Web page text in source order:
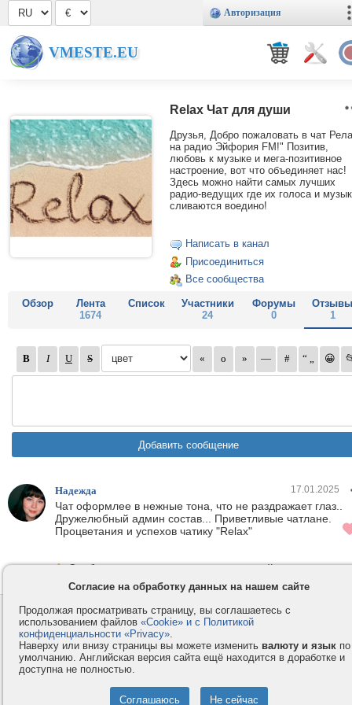
Авторизация
VMESTE.EU
Relax Чат для души
Друзья, Добро пожаловать в чат
на радио Эйфория FM!" Позитив,
любовь к музыке и мега-позитивное
настроение, вот что объединяет нас!
Здесь можно найти самых лучших
радио-ведущих где их голоса и
сливаются воедино!
Написать в канал
Присоединиться
Все сообщества
Обзор
Лента
1674
Список
Участники
24
Форумы
0
1
Надежда 17.01.2025
Чат оформлее в нежные тона, что не раздражает глаз..
Дружелюбный админ состав... Приветливые чатлане.
Процветания и успехов чатику "Relax"
Сообщить о нарушении правил на этой странице
Контакты
Компания
Privacy и Cookie
Услуги
Как оплатить
Помощь
© 2008-2026
VMESTE.EU - Все права защищены.
Согласие на обработку данных на нашем сайте
Продолжая просматривать страницу, вы соглашаетесь с
использованием файлов «Cookie» и с Политикой
конфиденциальности «Privacy».
Наверху или внизу страницы вы можете изменить валюту и язык по
умолчанию. Английская версия сайта ещё находится в доработке и
доступна не полностью.